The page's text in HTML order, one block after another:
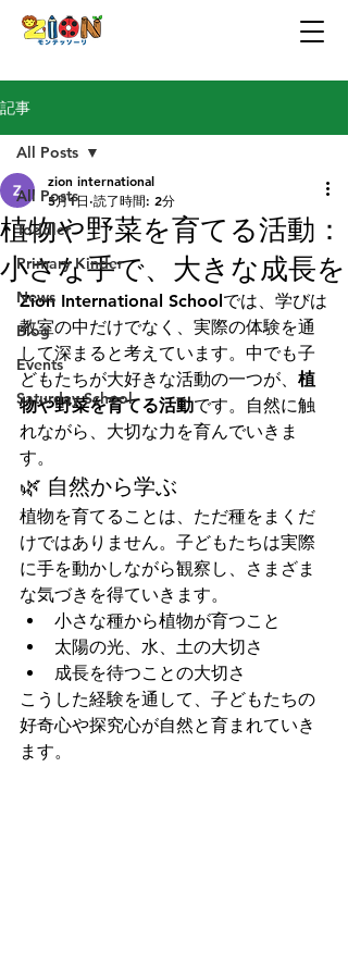
記事
All Posts
Toddler
Primary Kinder
News
Blog
Events
Saturday School
All Posts
植物や野菜を育てる活動：
小さな手で、大きな成長を
zion international
5月1日 読了時間: 2分
Zion International Schoolでは、学びは
教室の中だけでなく、実際の体験を通
して深まると考えています。中でも子
どもたちが大好きな活動の一つが、 植
物や野菜を育てる活動です。自然に触
れながら、大切な力を育んでいきま
す。
🌿 自然から学ぶ
植物を育てることは、ただ種をまくだ
けではありません。子どもたちは実際
に手を動かしながら観察し、さまざま
な気づきを得ていきます。
小さな種から植物が育つこと
太陽の光、水、土の大切さ
成長を待つことの大切さ
こうした経験を通して、子どもたちの
好奇心や探究心が自然と育まれていき
ます。